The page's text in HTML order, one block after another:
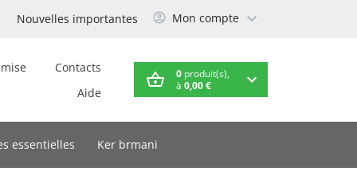
Nouvelles importantes Mon compte
Contacts
Aide
0produit(s),
à 0,00 €
essentielles Ker brmani